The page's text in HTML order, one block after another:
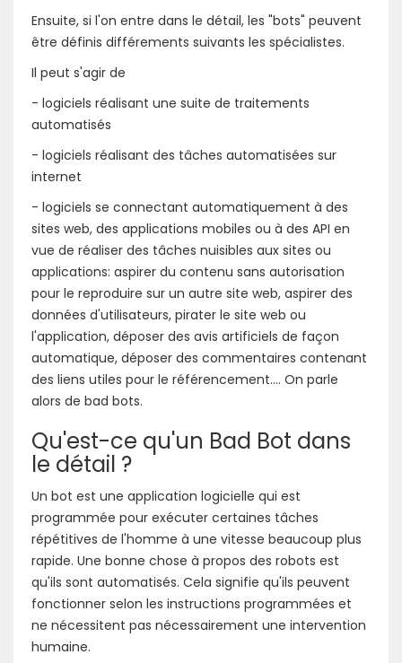
Ensuite, si l'on entre dans le détail, les "bots" peuvent
être définis différements suivants les spécialistes.
Il peut s'agir de
- logiciels réalisant une suite de traitements
automatisés
- logiciels réalisant des tâches automatisées sur
internet
- logiciels se connectant automatiquement à des
sites web, des applications mobiles ou à des API en
vue de réaliser des tâches nuisibles aux sites ou
applications: aspirer du contenu sans autorisation
pour le reproduire sur un autre site web, aspirer des
données d'utilisateurs, pirater le site web ou
l'application, déposer des avis artificiels de façon
automatique, déposer des commentaires contenant
des liens utiles pour le référencement.... On parle
alors de bad bots.
Qu'est-ce qu'un Bad Bot dans
le détail ?
Un bot est une application logicielle qui est
programmée pour exécuter certaines tâches
répétitives de l'homme à une vitesse beaucoup plus
rapide. Une bonne chose à propos des robots est
qu'ils sont automatisés. Cela signifie qu'ils peuvent
fonctionner selon les instructions programmées et
ne nécessitent pas nécessairement une intervention
humaine.